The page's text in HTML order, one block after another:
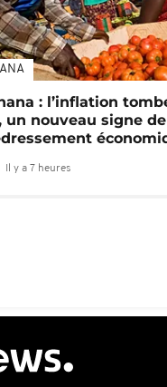
: l’inflation
un nouveau signe de
Il y a 7 heures